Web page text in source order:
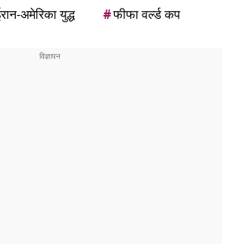
अमेरिका युद्ध #फीफा वर्ल्ड कप